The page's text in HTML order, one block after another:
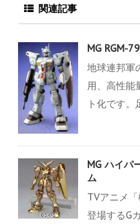
関連記事
MG RGM-
地球連邦軍
用、高性能
ト化です。
MG ハイパ
ム
TVアニメ
登場するG